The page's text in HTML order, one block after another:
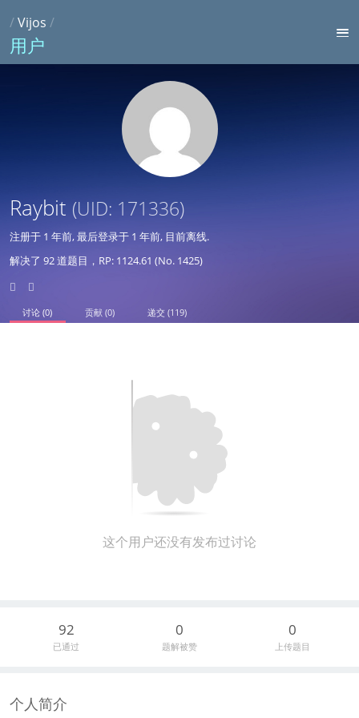
/Vijos /
用户
Raybit (UID: 171336)
注册于 1 年前, 最后登录于 1 年前, 目前离线.
解决了 92 道题目，RP: 1124.61 (No. 1425)
讨论 (0) 贡献 (0) 递交 (119)
这个用户还没有发布过讨论
92
已通过
0
题解被赞
0
上传题目
个人简介